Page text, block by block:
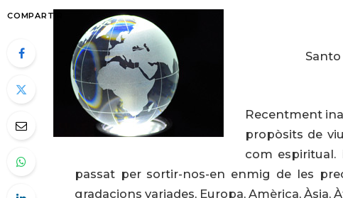
COMPARTIR
Recentment
propòsits de
com espiritual.
passat per sortir-nos-en enmig de les
gradacions variades, Europa, Amèrica, Àsia,